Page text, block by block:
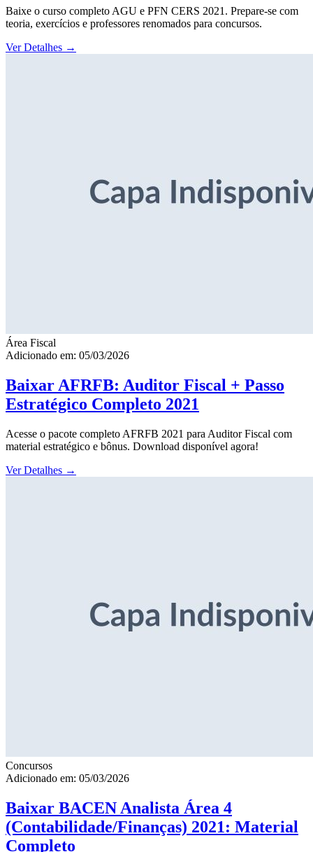
Baixe o curso completo AGU e PFN CERS 2021. Prepare-se com
teoria, exercícios e professores renomados para concursos.
Ver Detalhes →
Área Fiscal
Adicionado em: 05/03/2026
Baixar AFRFB: Auditor Fiscal + Passo
Estratégico Completo 2021
Acesse o pacote completo AFRFB 2021 para Auditor Fiscal com
material estratégico e bônus. Download disponível agora!
Ver Detalhes →
Concursos
Adicionado em: 05/03/2026
Baixar BACEN Analista Área 4
(Contabilidade/Finanças) 2021: Material
Completo